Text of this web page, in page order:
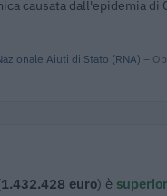
causata dall'epidemia di
Aiuti di Stato (RNA) –
1.432.428 euro) è